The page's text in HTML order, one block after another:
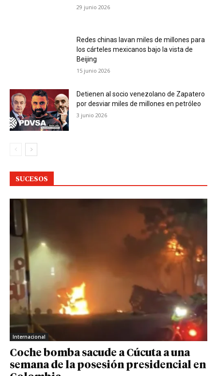
29 junio 2026
Redes chinas lavan miles de millones para
los cárteles mexicanos bajo la vista de
Beijing
15 junio 2026
Detienen al socio venezolano de Zapatero
por desviar miles de millones en petróleo
3 junio 2026
SUCESOS
Internacional
Coche bomba sacude a Cúcuta a una
semana de la posesión presidencial en